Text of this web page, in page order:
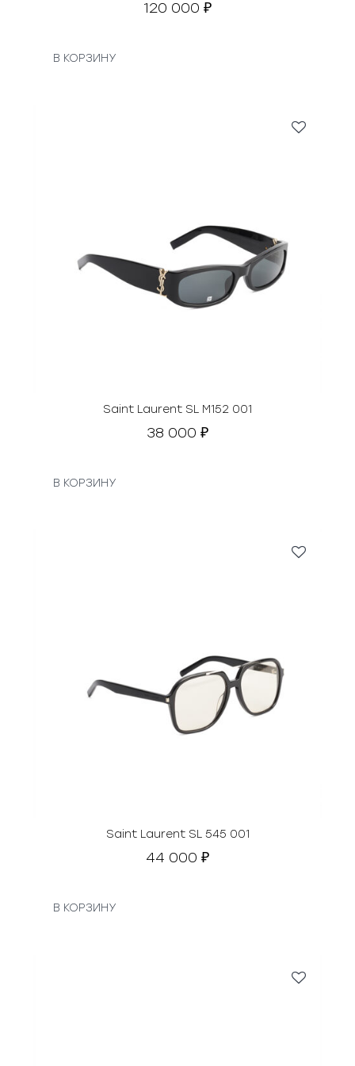
120 000 ₽
В КОРЗИНУ
Saint Laurent SL M152 001
38 000 ₽
В КОРЗИНУ
Saint Laurent SL 545 001
44 000 ₽
В КОРЗИНУ